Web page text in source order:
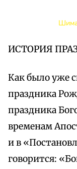
ИСТОРИЯ
Как было уже
праздника
праздника
временам
и в
говорится: